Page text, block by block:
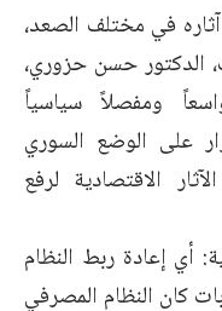
في مختلف الصعد،
الدكتور حسن حزوري،
ومفصلاً سياسياً
على الوضع السوري
الاقتصادية لرفع
أي إعادة ربط النظام
كان النظام المصرفي